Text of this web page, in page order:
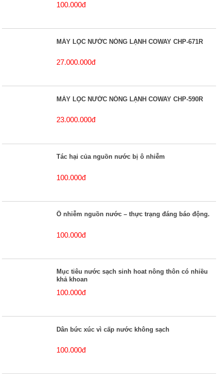
100.000đ
MÁY LỌC NƯỚC NÓNG LẠNH COWAY CHP-671R
27.000.000đ
MÁY LỌC NƯỚC NÓNG LẠNH COWAY CHP-590R
23.000.000đ
Tác hại của nguồn nước bị ô nhiễm
100.000đ
Ô nhiễm nguồn nước – thực trạng đáng báo động.
100.000đ
Mục tiêu nước sạch sinh hoat nông thôn có nhiều
khả khoan
100.000đ
Dân bức xúc vì cấp nước không sạch
100.000đ